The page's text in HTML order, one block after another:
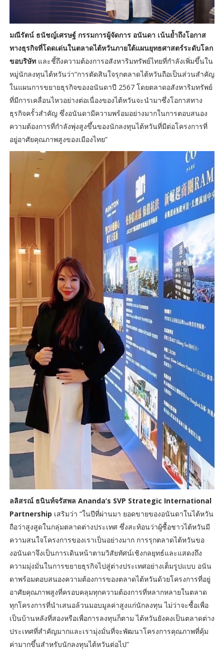
มณีรัตน์ ธนัชญ์เศรษฐ์ กรรมการผู้จัดการ อนันดา เน้นย้ำถึงโอกาส
ทางธุรกิจที่โดดเด่นในตลาดไต้หวันภายใต้แผนยุทธศาสตร์ระดับโลก
ขอบริษัทและชี้ถึงความต้องการอสังหาริมทรัพย์ไทยที่กำลังเพิ่มขึ้นใน
หมู่นักลงทุนไต้หวันว่า“การตัดสินใจรุกตลาดไต้หวันถือเป็นส่วนสำคัญ
ในแผนการขยายธุรกิจของอนันดาปี 2567 โดยตลาดอสังหาริมทรัพย์
ที่มีการเคลื่อนไหวอย่างต่อเนื่องของไต้หวันจะนำมาซึ่งโอกาสทาง
ธุรกิจครั้วสำคัญ ซึ่งอนันดามีความพร้อมอย่างมากในการตอบสนอง
ความต้องการที่กำลังพุ่งสูงขึ้นของนักลงทุนไต้หวันที่มีต่อโครงการที่
อยู่อาศัยคุณภาพสูงของเมืองไทย”
ลลิสรณ์ ธนินท์จรัสพล Ananda’s SVP Strategic International
Partnership เสริมว่า “ในปีที่ผ่านมา ยอดขายของอนันดาในไต้หวัน
ถือว่าสูงสูดในกลุ่มตลาดต่างประเทศ ซึ่งสะท้อนว่าผู้ซื้อชาวไต้หวันมี
ความสนใจโครงการของเราเป็นอย่างมาก การรุกตลาดไต้หวันขอ
งอนันดาจึงเป็นการเดินหน้าตามวิสัยทัศน์เชิงกลยุทธ์และแสดงถึง
ความมุ่งมั่นในการขยายธุรกิจไปสู่ต่างประเทศอย่างเต็มรูปแบบ อนัน
ดาพร้อมตอบสนองความต้องการของตลาดไต้หวันด้วยโครงการที่อยู่
อาศัยคุณภาพสูงที่ครอบคลุมทุกความต้องการที่หลากหลายในตลาด
ทุกโครงการที่นำเสนอล้วนมอบมูลค่าสูงแก่นักลงทุน ไม่ว่าจะซื้อเพื่อ
เป็นบ้านหลังที่สองหรือเพื่อการลงทุนก็ตาม ไต้หวันยังคงเป็นตลาดต่าง
ประเทศที่สำคัญมากและเรามุ่งมั่นที่จะพัฒนาโครงการคุณภาพที่คุ้ม
ค่ามากขึ้นสำหรับนักลงทุนไต้หวันต่อไป”